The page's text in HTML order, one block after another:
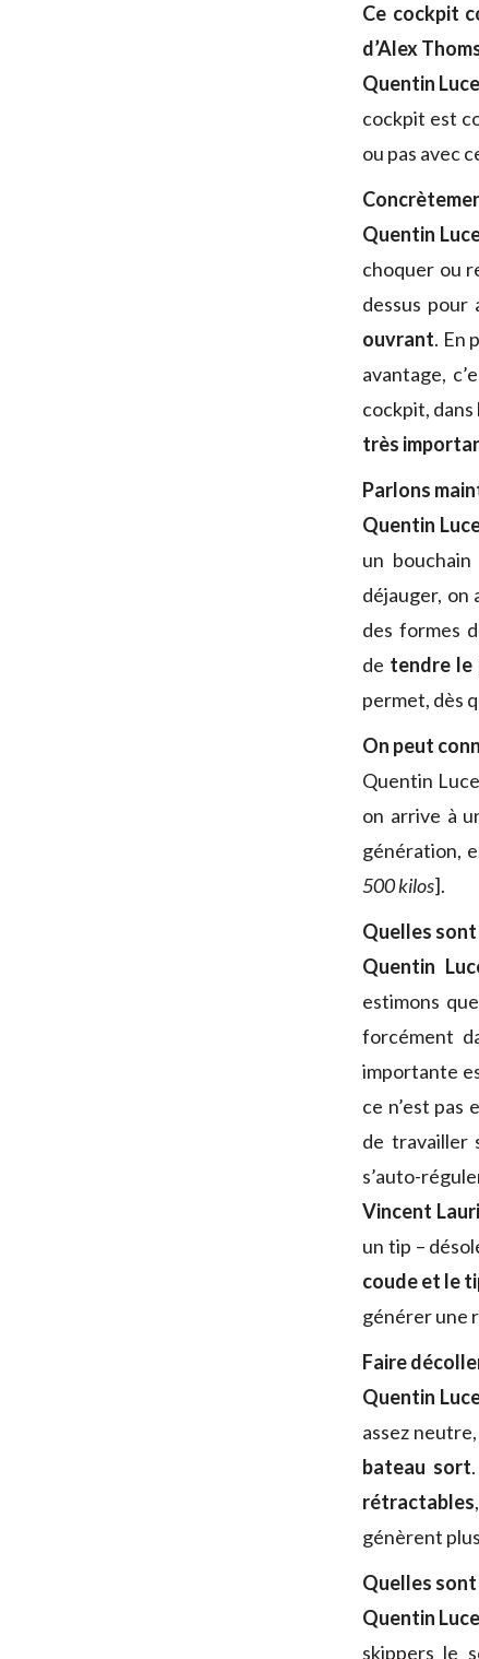
Ce cockpit
d’Alex
Quentin
cockpit est
ou pas avec
Quentin
choquer ou
dessus pour
ouvrant. En
avantage,
cockpit,
très
Parlons
Quentin
un bouchain
déjauger, on
des formes
de tendre le
permet, dès
On peut
Quentin
on arrive à
génération,
500 kilos].
Quelles
Quentin
estimons
forcément
importante
ce n’est pas
de travailler
s’auto-
Vincent
un tip –
coude et le
générer une
Faire
Quentin
assez
bateau sort
rétractables
génèrent
Quelles
Quentin
skippers le